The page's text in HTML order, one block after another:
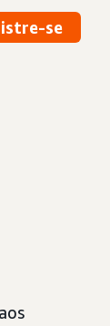
se